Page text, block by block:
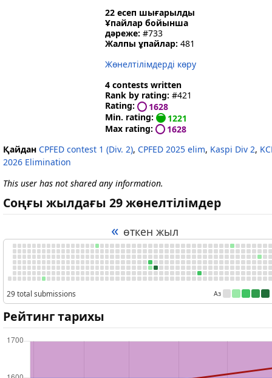
22 есеп шығарылды
Ұпайлар бойынша
дәреже: #733
Жалпы ұпайлар: 481
Жөнелтілімдерді көру
4 contests written
Rank by rating: #421
Rating:
1628
Min. rating:
1221
Max rating:
1628
Қайдан CPFED contest 1 (Div. 2), CPFED 2025 elim, Kaspi Div 2,
2026 Elimination
This user has not shared any information.
Соңғы жылдағы 29 жөнелтілімдер
« өткен жыл
29 total submissions Аз
Рейтинг тарихы